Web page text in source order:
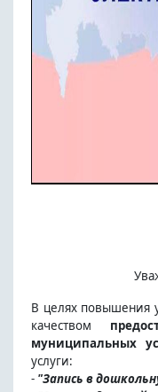
В целях повышения
качеством
муниципальных
услуги:
- "Запись в